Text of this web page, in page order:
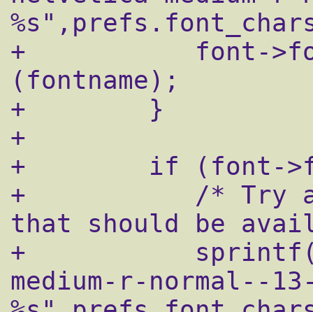
+	    font->font = gdk_font_load
(fontname);
+        }
+
+        if (font-
+           /* Try
that should be
+	    sprintf(fontname,"-misc-fixed-
medium-r-normal--